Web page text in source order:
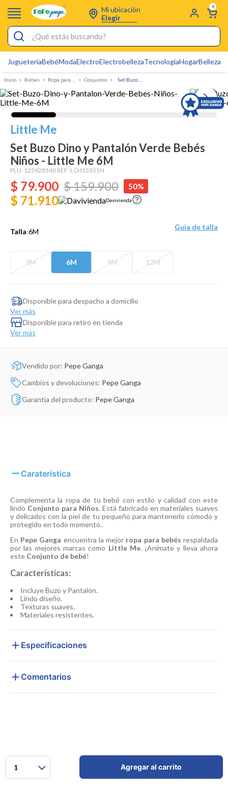
Mi ubicación
Elegir
0
¿Qué estás buscando?
JugueteriaBebéModaElectroElectrobellezaTecnologíaHogarBelleza
Bebes Ropa para bebé Conjuntos
Little Me
Set Buzo Dino y Pantalón Verde Bebés
Niños - Little Me 6M
PLU: 125928540 REF: LCH15325N
$ 79.900 $159.900 50%
$ 71.910 Davivienda
Talla:6M
Guia de talla
3M 6M 9M 12M
Disponible para despacho a domicilio
Ver más
Disponible para retiro en tienda
Ver más
Vendido por: Pepe Ganga
Cambios y devoluciones: Pepe Ganga
Garantía del producto: Pepe Ganga
1 Agregar al carrito
Caraterística
Complementa la ropa de tu bebé con estilo y calidad con este
lindo Conjunto para Niños. Está fabricado en materiales suaves
y delicados con la piel de tu pequeño para mantenerlo cómodo y
protegido en todo momento.
En Pepe Ganga encuentra la mejor ropa para bebés respaldada
por las mejores marcas como Little Me. ¡Anímate y lleva ahora
este Conjunto de bebé!
Características:
Incluye Buzo y Pantalón.
Lindo diseño.
Texturas suaves.
Materiales resistentes.
Especificaciones
Comentarios
Pijamas
Electro
Figuras Toy Story
Carters
Silla Mecedora Bebé
Cartas Pokemon
Dinosaurio Juguete